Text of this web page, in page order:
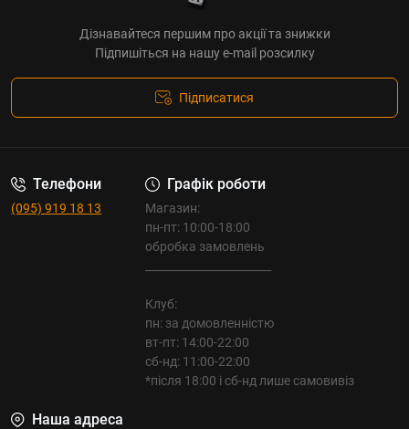
Дізнавайтеся першим про акції та знижки
Підпишіться на нашу e-mail розсилку
Підписатися
Телефони
(095) 919 18 13
Графік роботи
Магазин:
пн-пт: 10:00-18:00
обробка замовлень
Клуб:
пн: за домовленністю
вт-пт: 14:00-22:00
сб-нд: 11:00-22:00
*після 18:00 і сб-нд лише самовивіз
Наша адреса